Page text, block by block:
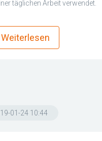
täglichen Arbeit verwendet.
Weiterlesen
01-24 10:44